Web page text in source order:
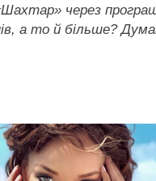
через
а то й більше?